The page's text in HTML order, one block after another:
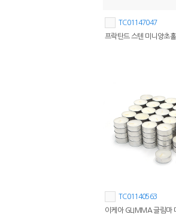
TC01147047
프락탄드 스텐 미니양초
TC01140563
이케아 GLIMMA 글림마